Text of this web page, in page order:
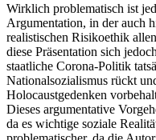
Wirklich problematisch ist
Argumentation, in der auch
realistischen Risikoethik
diese Präsentation sich
staatliche Corona-Politik
Nationalsozialismus rückt
Holocaustgedenken
Dieses argumentative
da es wichtige soziale